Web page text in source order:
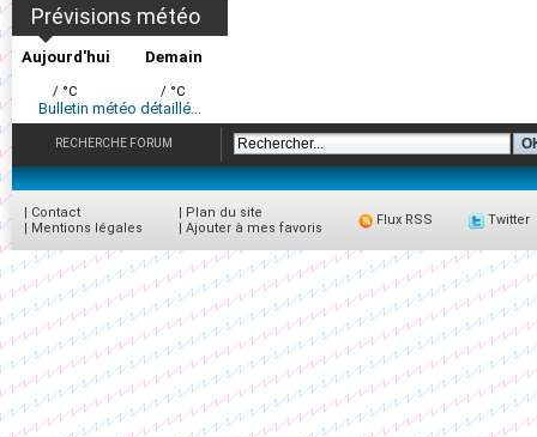
Prévisions météo
Aujourd'hui
/ °C
Demain
/ °C
Bulletin météo détaillé...
RECHERCHE FORUM
| Contact
| Mentions légales
| Plan du site
| Ajouter à mes favoris
Flux RSS Twitter